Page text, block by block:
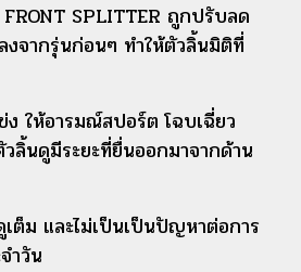
FRONT SPLITTER ถูกปรับลด
งจากรุ่นก่อนๆ ทำให้ตัวลิ้นมิติที่
ง ให้อารมณ์สปอร์ต โฉบเฉี่ยว
ลิ้นดูมีระยะที่ยื่นออกมาจากด้าน
เต็ม และไม่เป็นเป็นปัญหาต่อการ
ำวัน